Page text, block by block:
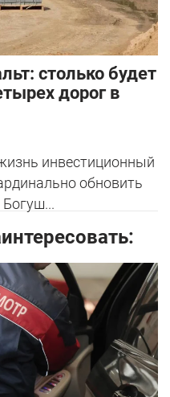
столько будет
дорог в
инвестиционный
обновить